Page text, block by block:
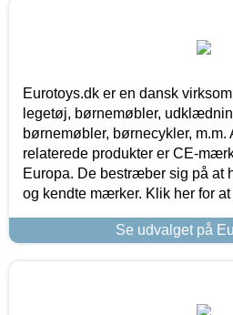
Eurotoys.dk er en dansk
legetøj, børnemøbler,
børnemøbler, børnecykler, m.m.
relaterede produkter er CE-
Europa. De bestræber sig på at
og kendte mærker. Klik her for
Se udvalget på